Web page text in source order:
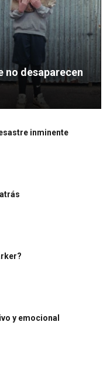
no desaparecen
inminente
y emocional